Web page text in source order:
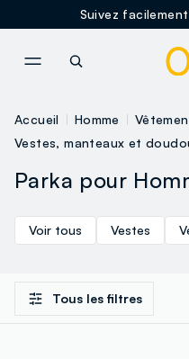
Suivez
Accueil Homme
Vestes, manteaux et
Parka pour
Voir tous Vestes
Tous les filtres